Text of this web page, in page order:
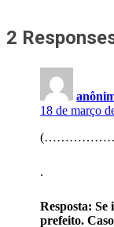
2
18 de março
.
Resposta: Se
prefeito.